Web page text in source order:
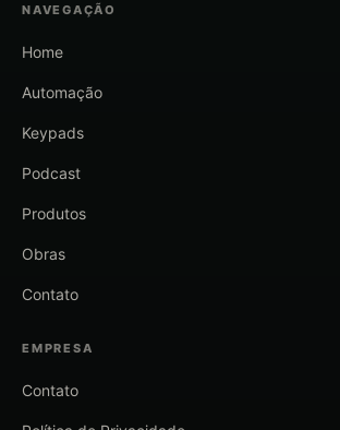
NAVEGAÇÃO
Home
Automação
Keypads
Podcast
Produtos
Obras
Contato
EMPRESA
Contato